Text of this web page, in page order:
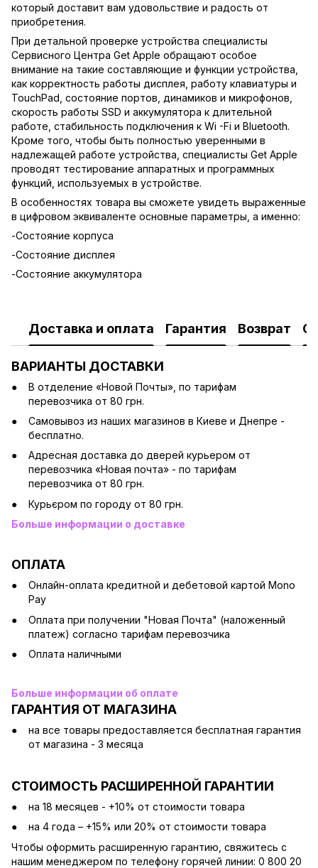
который доставит вам удовольствие и радость от
приобретения.
При детальной проверке устройства специалисты
Сервисного Центра Get Apple обращают особое
внимание на такие составляющие и функции устройства,
как корректность работы дисплея, работу клавиатуры и
TouchPad, состояние портов, динамиков и микрофонов,
скорость работы SSD и аккумулятора к длительной
работе, стабильность подключения к Wi -Fi и Bluetooth.
Кроме того, чтобы быть полностью уверенными в
надлежащей работе устройства, специалисты Get Apple
проводят тестирование аппаратных и программных
функций, используемых в устройстве.
В особенностях товара вы сможете увидеть выраженные
в цифровом эквиваленте основные параметры, а именно:
-Состояние корпуса
-Состояние дисплея
-Состояние аккумулятора
Доставка и оплата Гарантия Возврат
ВАРИАНТЫ ДОСТАВКИ
В отделение «Новой Почты», по тарифам
перевозчика от 80 грн.
Cамовывоз из наших магазинов в Киеве и Днепре -
бесплатно.
Адресная доставка до дверей курьером от
перевозчика «Новая почта» - по тарифам
перевозчика от 80 грн.
Курьєром по городу от 80 грн.
Больше информации о доставке
ОПЛАТА
Онлайн-оплата кредитной и дебетовой картой Mono
Pay
Оплата при получении "Новая Почта" (наложенный
платеж) согласно тарифам перевозчика
Оплата наличными
Больше информации об оплате
ГАРАНТИЯ ОТ МАГАЗИНА
на все товары предоставляется бесплатная гарантия
от магазина - 3 месяца
СТОИМОСТЬ РАСШИРЕННОЙ ГАРАНТИИ
на 18 месяцев - +10% от стоимости товара
на 4 года – +15% или 20% от стоимости товара
Чтобы оформить расширенную гарантию, свяжитесь с
нашим менеджером по телефону горячей линии: 0 800 20